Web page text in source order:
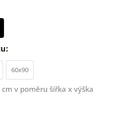
60x90
v poměru šířka x výška